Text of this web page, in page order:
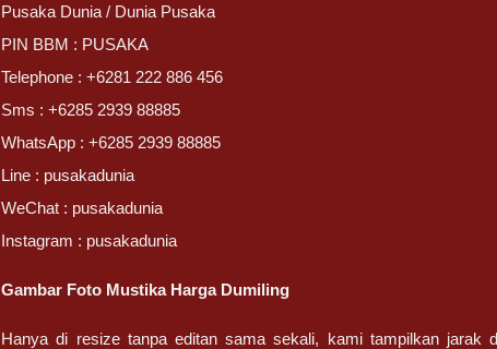
Pusaka Dunia / Dunia Pusaka
PIN BBM : PUSAKA
Telephone : +6281 222 886 456
Sms : +6285 2939 88885
WhatsApp : +6285 2939 88885
Line : pusakadunia
WeChat : pusakadunia
Instagram : pusakadunia
Gambar Foto Mustika Harga Dumiling
Hanya di resize tanpa editan sama sekali, kami tampilkan jarak